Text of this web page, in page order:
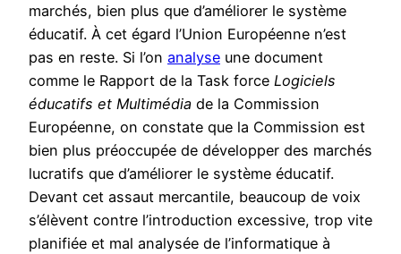
marchés, bien plus que d’améliorer le système
éducatif. À cet égard l’Union Européenne n’est
pas en reste. Si l’on analyse une document
comme le Rapport de la Task force Logiciels
éducatifs et Multimédia de la Commission
Européenne, on constate que la Commission est
bien plus préoccupée de développer des marchés
lucratifs que d’améliorer le système éducatif.
Devant cet assaut mercantile, beaucoup de voix
s’élèvent contre l’introduction excessive, trop vite
planifiée et mal analysée de l’informatique à